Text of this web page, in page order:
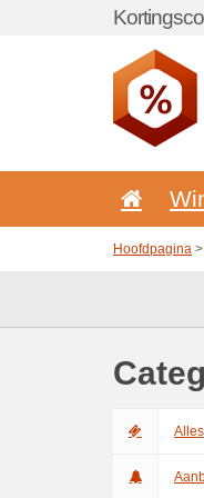
Hoofdpagina >
Alles